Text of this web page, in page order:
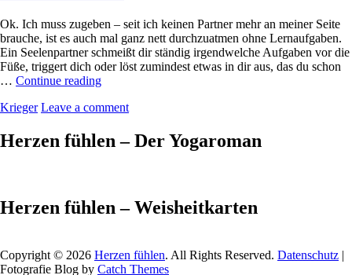
Ok. Ich muss zugeben – seit ich keinen Partner mehr an meiner Seite
brauche, ist es auch mal ganz nett durchzuatmen ohne Lernaufgaben.
Ein Seelenpartner schmeißt dir ständig irgendwelche Aufgaben vor die
Füße, triggert dich oder löst zumindest etwas in dir aus, das du schon
… Continue readingIch
dich!
by
Krieger Leave a comment
Herzen fühlen – Der Yogaroman
Herzen fühlen – Weisheitkarten
Copyright © 2026 Herzen fühlen. All Rights Reserved. Datenschutz |
Fotografie Blog by Catch Themes